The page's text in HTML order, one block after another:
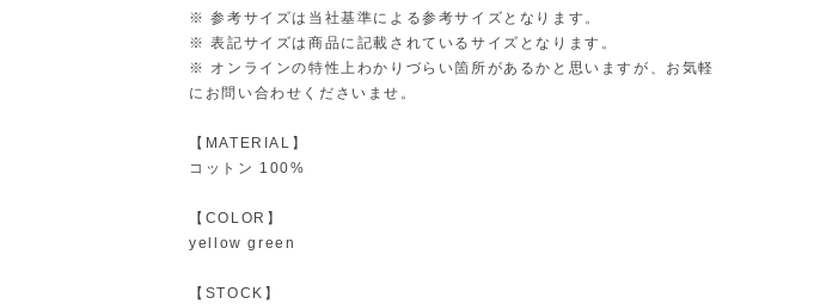
※ 参考サイズは当社基準による参考サイズとなります。
※ 表記サイズは商品に記載されているサイズとなります。
※ オンラインの特性上わかりづらい箇所があるかと思いますが、お気軽
にお問い合わせくださいませ。
【MATERIAL】
コットン 100%
【COLOR】
yellow green
【STOCK】